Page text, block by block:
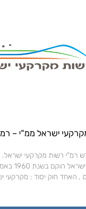
ישראל ממ"י –
רמ"י רשות מקרקעי ישראל.
מקרקעי
, האחד חוק יסוד : מקרקעי